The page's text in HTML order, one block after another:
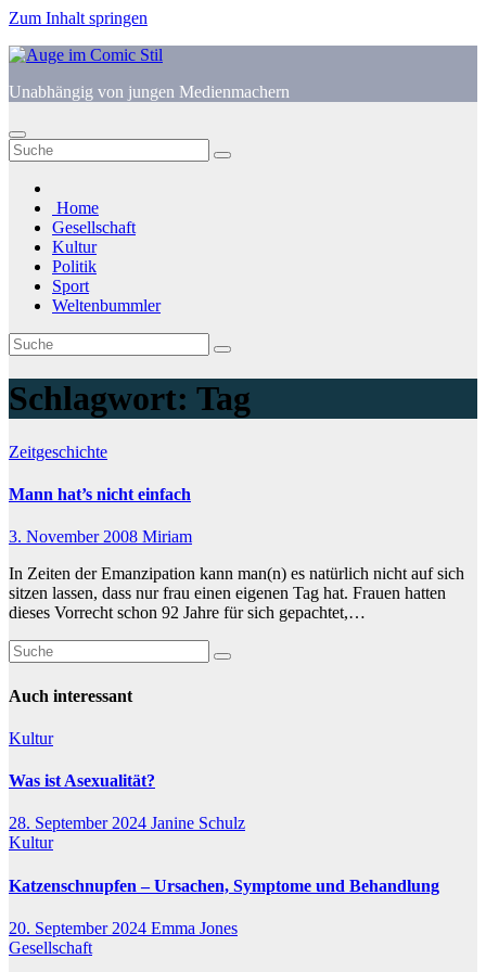
Zum Inhalt springen
Unabhängig von jungen Medienmachern
Home
Gesellschaft
Kultur
Politik
Sport
Weltenbummler
Schlagwort: Tag
Zeitgeschichte
Mann hat’s nicht einfach
3. November 2008 Miriam
In Zeiten der Emanzipation kann man(n) es natürlich nicht auf sich
sitzen lassen, dass nur frau einen eigenen Tag hat. Frauen hatten
dieses Vorrecht schon 92 Jahre für sich gepachtet,…
Auch interessant
Kultur
Was ist Asexualität?
28. September 2024 Janine Schulz
Kultur
Katzenschnupfen – Ursachen, Symptome und Behandlung
20. September 2024 Emma Jones
Gesellschaft